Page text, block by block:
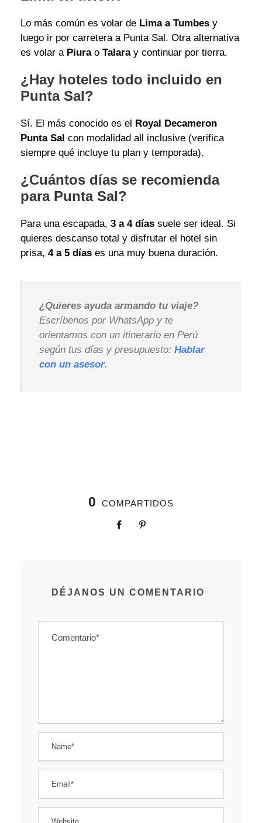
Lo más común es volar de Lima a Tumbes y
luego ir por carretera a Punta Sal. Otra alternativa
es volar a Piurao Talaray continuar por tierra.
¿Hay hoteles todo incluido en
Punta Sal?
Sí. El más conocido es el
Royal Decameron
Punta Sal con modalidad all inclusive (verifica
siempre qué incluye tu plan y temporada).
¿Cuántos días se recomienda
para Punta Sal?
Para una escapada, 3 a 4 días suele ser ideal. Si
quieres descanso total y disfrutar el hotel sin
prisa, 4 a 5 días es una muy buena duración.
¿Quieres ayuda armando tu viaje?
Escríbenos por WhatsApp y te
orientamos con un itinerario en Perú
según tus días y presupuesto: Hablar
con un asesor.
0 COMPARTIDOS
DÉJANOS UN COMENTARIO